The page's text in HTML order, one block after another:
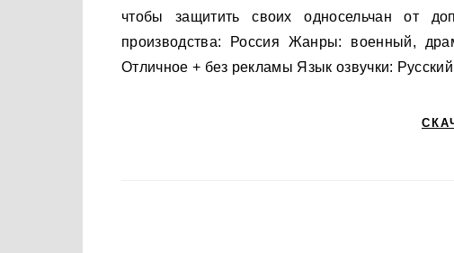
чтобы защитить своих односельчан от
производства: Россия Жанры: военный,
Отличное + без рекламы Язык озвучки: Русский